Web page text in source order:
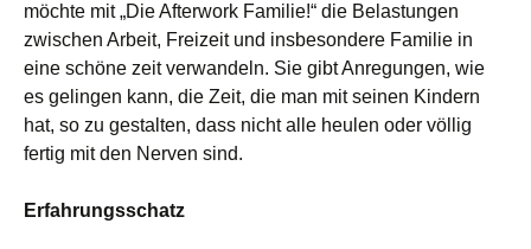
möchte mit „Die Afterwork Familie!“ die Belastungen
zwischen Arbeit, Freizeit und insbesondere Familie in
eine schöne zeit verwandeln. Sie gibt Anregungen, wie
es gelingen kann, die Zeit, die man mit seinen Kindern
hat, so zu gestalten, dass nicht alle heulen oder völlig
fertig mit den Nerven sind.
Erfahrungsschatz